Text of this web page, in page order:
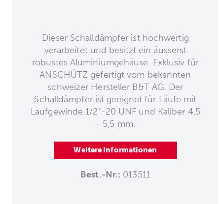
Dieser Schalldämpfer ist hochwertig
verarbeitet und besitzt ein äusserst
robustes Aluminiumgehäuse. Exklusiv für
ANSCHÜTZ gefertigt vom bekannten
schweizer Hersteller B&T AG. Der
Schalldämpfer ist geeignet für Läufe mit
Laufgewinde 1/2"-20 UNF und Kaliber 4,5
- 5,5 mm.
Weitere Informationen
Best.-Nr.: 013511